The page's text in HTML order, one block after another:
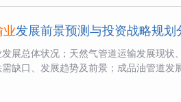
发展前景预测与投资战略规划
展总体状况；天然气管道运输发展现状
缺口、发展趋势及前景；成品油管道发